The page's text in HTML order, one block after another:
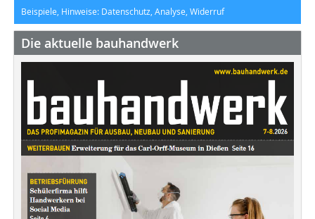
Beispiele, Hinweise: Datenschutz, Analyse, Widerruf
Die aktuelle bauhandwerk